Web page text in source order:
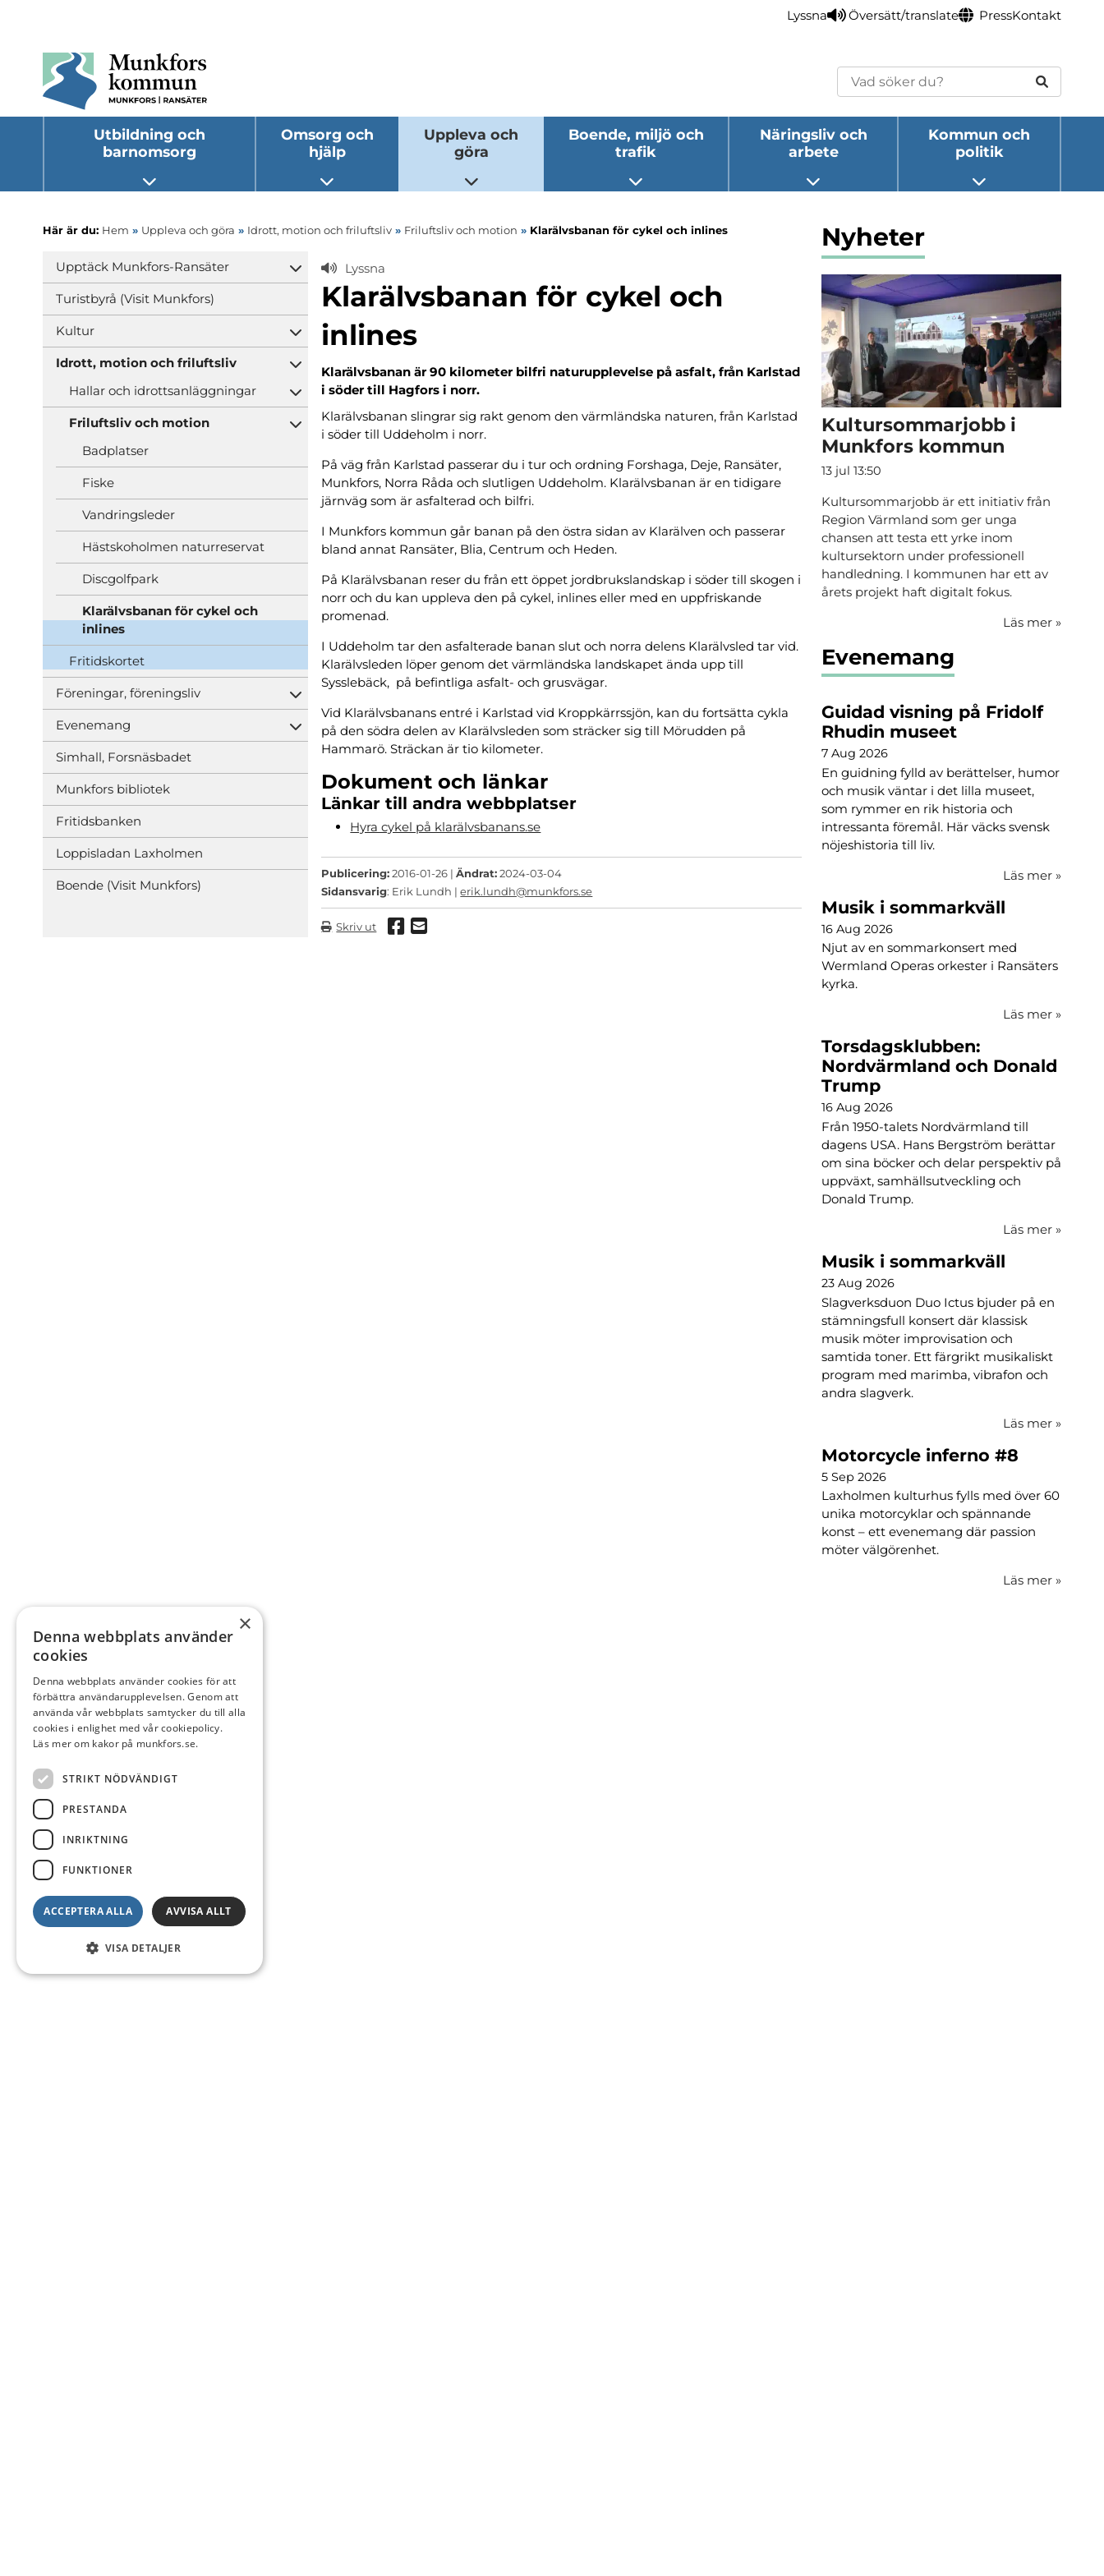
Lyssna Översätt/translate PressKontakt
Sök
Utbildning och
barnomsorg
Öppna undermeny
Omsorg och
hjälp
Öppna undermeny
Uppleva och
göra
Öppna undermeny
Boende, miljö och
trafik
Öppna undermeny
Näringsliv och
arbete
Öppna undermeny
Kommun och
politik
Öppna undermeny
Här är du: Hem » Uppleva och göra » Idrott, motion och friluftsliv » Friluftsliv och motion » Klarälvsbanan för cykel och inlines
Upptäck Munkfors-Ransäter
Öppna undermeny
Turistbyrå (Visit Munkfors)
Kultur
Öppna undermeny
Idrott, motion och friluftsliv
Öppna undermeny
Hallar och idrottsanläggningar
Öppna undermeny
Friluftsliv och motion
Öppna undermeny
Badplatser
Fiske
Vandringsleder
Hästskoholmen naturreservat
Discgolfpark
Klarälvsbanan för cykel och
inlines
Fritidskortet
Föreningar, föreningsliv
Öppna undermeny
Evenemang
Öppna undermeny
Simhall, Forsnäsbadet
Munkfors bibliotek
Fritidsbanken
Loppisladan Laxholmen
Boende (Visit Munkfors)
Lyssna
Klarälvsbanan för cykel och
inlines
Klarälvsbanan är 90 kilometer bilfri naturupplevelse på asfalt, från Karlstad
i söder till Hagfors i norr.
Klarälvsbanan slingrar sig rakt genom den värmländska naturen, från Karlstad
i söder till Uddeholm i norr.
På väg från Karlstad passerar du i tur och ordning Forshaga, Deje, Ransäter,
Munkfors, Norra Råda och slutligen Uddeholm. Klarälvsbanan är en tidigare
järnväg som är asfalterad och bilfri.
I Munkfors kommun går banan på den östra sidan av Klarälven och passerar
bland annat Ransäter, Blia, Centrum och Heden.
På Klarälvsbanan reser du från ett öppet jordbrukslandskap i söder till skogen i
norr och du kan uppleva den på cykel, inlines eller med en uppfriskande
promenad.
I Uddeholm tar den asfalterade banan slut och norra delens Klarälvsled tar vid.
Klarälvsleden löper genom det värmländska landskapet ända upp till
Sysslebäck, på befintliga asfalt- och grusvägar.
Vid Klarälvsbanans entré i Karlstad vid Kroppkärrssjön, kan du fortsätta cykla
på den södra delen av Klarälvsleden som sträcker sig till Mörudden på
Hammarö. Sträckan är tio kilometer.
Dokument och länkar
Länkar till andra webbplatser
Hyra cykel på klarälvsbanans.se
Publicering:2016-01-26 |Ändrat:2024-03-04
Sidansvarig: Erik Lundh |erik.lundh@munkfors.se
Skriv ut Dela via Facebook
Dela via mail
Nyheter
Kultursommarjobb i
Munkfors kommun
13 jul 13:50
Kultursommarjobb är ett initiativ från
Region Värmland som ger unga
chansen att testa ett yrke inom
kultursektorn under professionell
handledning. I kommunen har ett av
årets projekt haft digitalt fokus.
Läs mer »
Evenemang
Guidad visning på Fridolf
Rhudin museet
7 Aug 2026
En guidning fylld av berättelser, humor
och musik väntar i det lilla museet,
som rymmer en rik historia och
intressanta föremål. Här väcks svensk
nöjeshistoria till liv.
Läs mer »
Musik i sommarkväll
16 Aug 2026
Njut av en sommarkonsert med
Wermland Operas orkester i Ransäters
kyrka.
Läs mer »
Torsdagsklubben:
Nordvärmland och Donald
Trump
16 Aug 2026
Från 1950-talets Nordvärmland till
dagens USA. Hans Bergström berättar
om sina böcker och delar perspektiv på
uppväxt, samhällsutveckling och
Donald Trump.
Läs mer »
Musik i sommarkväll
23 Aug 2026
Slagverksduon Duo Ictus bjuder på en
stämningsfull konsert där klassisk
musik möter improvisation och
samtida toner. Ett färgrikt musikaliskt
program med marimba, vibrafon och
andra slagverk.
Läs mer »
Motorcycle inferno #8
5 Sep 2026
Laxholmen kulturhus fylls med över 60
unika motorcyklar och spännande
konst – ett evenemang där passion
möter välgörenhet.
Läs mer »
×
Denna webbplats använder
cookies
Denna webbplats använder cookies för att
förbättra användarupplevelsen. Genom att
använda vår webbplats samtycker du till alla
cookies i enlighet med vår cookiepolicy.
Läs mer om kakor på munkfors.se.
STRIKT NÖDVÄNDIGT
PRESTANDA
INRIKTNING
FUNKTIONER
ACCEPTERA ALLA AVVISA ALLT
VISA DETALJER